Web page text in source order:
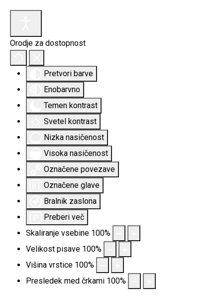
Orodje za dostopnost
Pretvori barve
Enobarvno
Temen kontrast
Svetel kontrast
Nizka nasičenost
Visoka nasičenost
Označene povezave
Označene glave
Bralnik zaslona
Preberi več
Skaliranje vsebine 100%
Velikost pisave 100%
Višina vrstice 100%
Presledek med črkami 100%